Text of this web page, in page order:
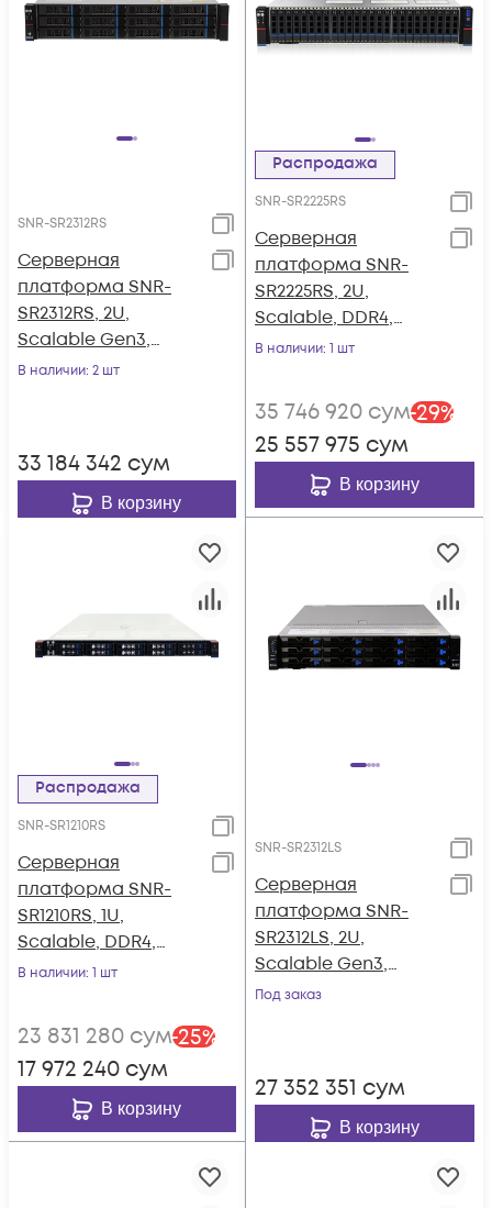
SNR-SR2312RS
Серверная
платформа SNR-
SR2312RS, 2U,
Scalable Gen3,
DDR4, 12xHDD,
В наличии: 2 шт
33 184 342 сум
В корзину
Распродажа
SNR-SR2225RS
Серверная
платформа SNR-
SR2225RS, 2U,
Scalable, DDR4,
25xHDD,
В наличии: 1 шт
35 746 920 сум-29%
25 557 975 сум
В корзину
Распродажа
SNR-SR1210RS
Серверная
платформа SNR-
SR1210RS, 1U,
Scalable, DDR4,
10xHDD,
В наличии: 1 шт
23 831 280 сум-25%
17 972 240 сум
В корзину
SNR-SR2312LS
Серверная
платформа SNR-
SR2312LS, 2U,
Scalable Gen3,
DDR4, 12xHDD,
Под заказ
27 352 351 сум
В корзину